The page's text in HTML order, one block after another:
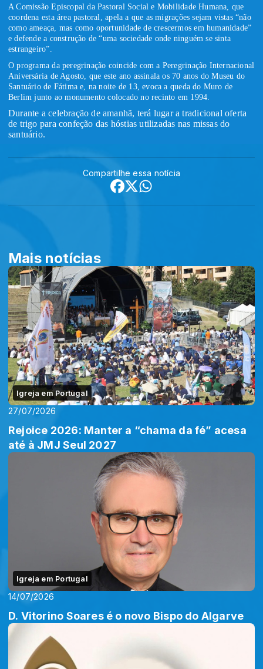
A Comissão Episcopal da Pastoral Social e Mobilidade Humana, que
coordena esta área pastoral, apela a que as migrações sejam vistas “não
como ameaça, mas como oportunidade de crescermos em humanidade”
e defende a construção de “uma sociedade onde ninguém se sinta
estrangeiro”.
O programa da peregrinação coincide com a Peregrinação Internacional
Aniversária de Agosto, que este ano assinala os 70 anos do Museu do
Santuário de Fátima e, na noite de 13, evoca a queda do Muro de
Berlim junto ao monumento colocado no recinto em 1994.
Durante a celebração de amanhã, terá lugar a tradicional oferta
de trigo para confeção das hóstias utilizadas nas missas do
santuário.
Compartilhe essa notícia
Mais notícias
Igreja em Portugal
27/07/2026
Rejoice 2026: Manter a “chama da fé” acesa
até à JMJ Seul 2027
Igreja em Portugal
14/07/2026
D. Vitorino Soares é o novo Bispo do Algarve